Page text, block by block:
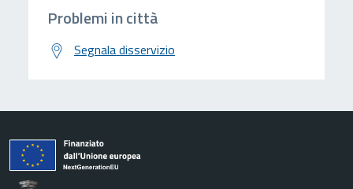
Problemi in città
Segnala disservizio